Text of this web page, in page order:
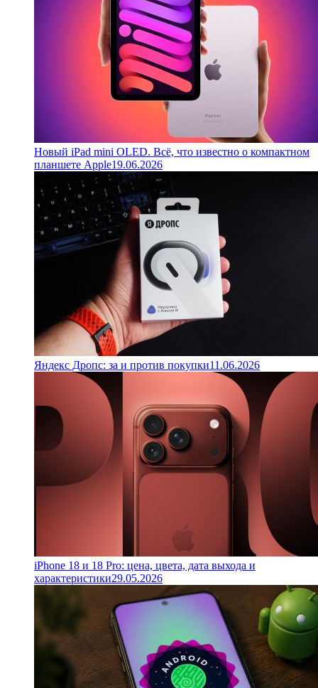
Новый iPad mini OLED. Всё, что известно о компактном
планшете Apple19.06.2026
Яндекс Дропс: за и против покупки11.06.2026
iPhone 18 и 18 Pro: цена, цвета, дата выхода и
характеристики29.05.2026